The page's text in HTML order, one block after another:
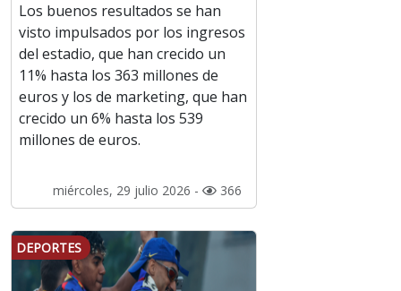
Los buenos resultados se han
visto impulsados por los ingresos
del estadio, que han crecido un
11% hasta los 363 millones de
euros y los de marketing, que han
crecido un 6% hasta los 539
millones de euros.
miércoles, 29 julio 2026 - 366
DEPORTES